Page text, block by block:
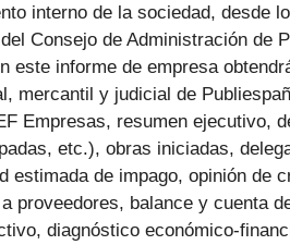
interno de la sociedad, desde
Consejo de Administración de
este informe de empresa
mercantil y judicial de
Empresas, resumen ejecutivo,
etc.), obras iniciadas,
estimada de impago, opinión de
proveedores, balance y cuenta
diagnóstico económico-